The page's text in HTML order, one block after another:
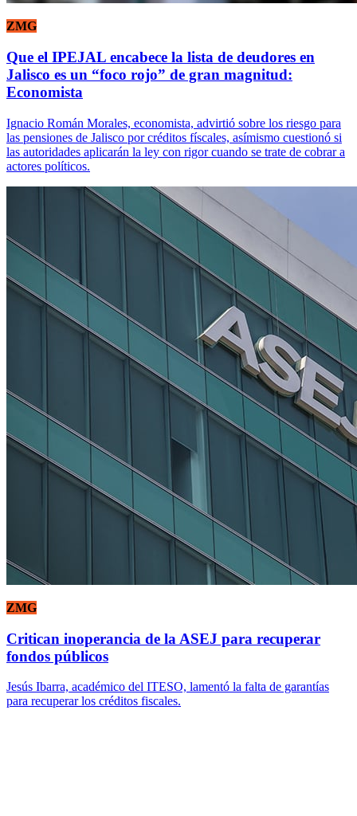
ZMG
Que el IPEJAL encabece la lista de deudores en
Jalisco es un “foco rojo” de gran magnitud:
Economista
Ignacio Román Morales, economista, advirtió sobre los riesgo para
las pensiones de Jalisco por créditos físcales, asímismo cuestionó si
las autoridades aplicarán la ley con rigor cuando se trate de cobrar a
actores políticos.
ZMG
Critican inoperancia de la ASEJ para recuperar
fondos públicos
Jesús Ibarra, académico del ITESO, lamentó la falta de garantías
para recuperar los créditos fiscales.